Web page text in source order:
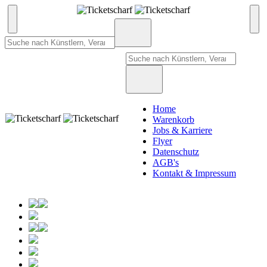
Home
Warenkorb
Jobs & Karriere
Flyer
Datenschutz
AGB's
Kontakt & Impressum